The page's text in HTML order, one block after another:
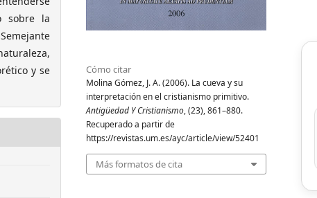
sobre la
y se
Cómo citar
Molina Gómez, J. A. (2006). La cueva y su
interpretación en el cristianismo primitivo.
Antigüedad Y Cristianismo, (23), 861–880.
Recuperado a partir de
https://revistas.um.es/ayc/article/view/52401
Más formatos de cita